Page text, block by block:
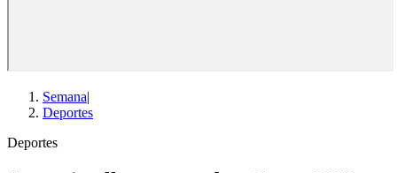
Semana|
Deportes
Deportes